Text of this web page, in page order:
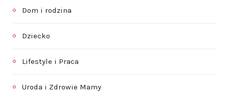
Dom i rodzina
Dziecko
Lifestyle i Praca
Uroda i Zdrowie Mamy